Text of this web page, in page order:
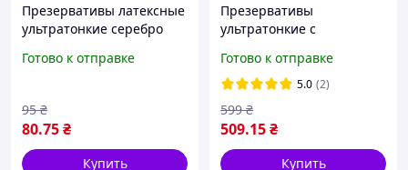
Презервативы латексные
ультратонкие серебро
Готово к отправке
80.75₴
95 ₴
Купить
Презервативы
ультратонкие с
ONE MyONE Snug Размер
49Д 10 штук Папайя
Готово к отправке
5.0 (2)
509.15₴
599 ₴
Купить